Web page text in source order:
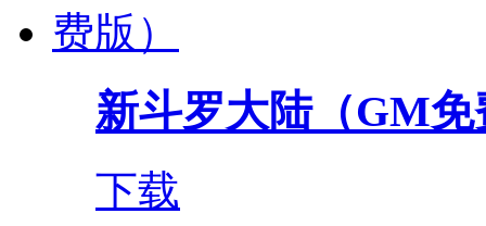
新斗罗大陆（GM免
下载